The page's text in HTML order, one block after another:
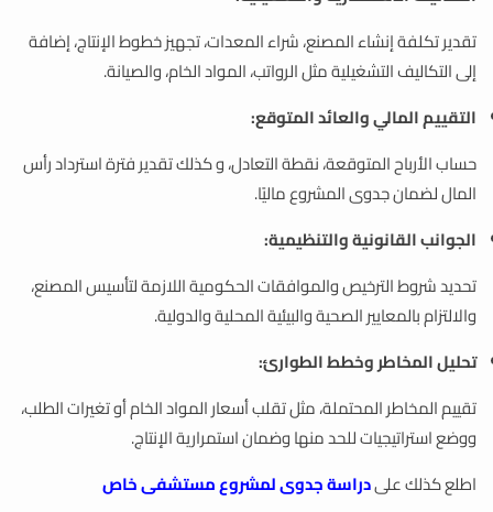
تقدير تكلفة إنشاء المصنع، شراء المعدات، تجهيز خطوط الإنتاج، إضافة
إلى التكاليف التشغيلية مثل الرواتب، المواد الخام، والصيانة.
التقييم المالي والعائد المتوقع:
حساب الأرباح المتوقعة، نقطة التعادل، و كذلك تقدير فترة استرداد رأس
المال لضمان جدوى المشروع ماليًا.
الجوانب القانونية والتنظيمية:
تحديد شروط الترخيص والموافقات الحكومية اللازمة لتأسيس المصنع،
والالتزام بالمعايير الصحية والبيئية المحلية والدولية.
تحليل المخاطر وخطط الطوارئ:
تقييم المخاطر المحتملة، مثل تقلب أسعار المواد الخام أو تغيرات الطلب،
ووضع استراتيجيات للحد منها وضمان استمرارية الإنتاج.
اطلع كذلك علىدراسة جدوى لمشروع مستشفى خاص